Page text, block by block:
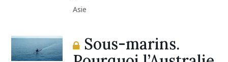
Asie
Sous-marins.